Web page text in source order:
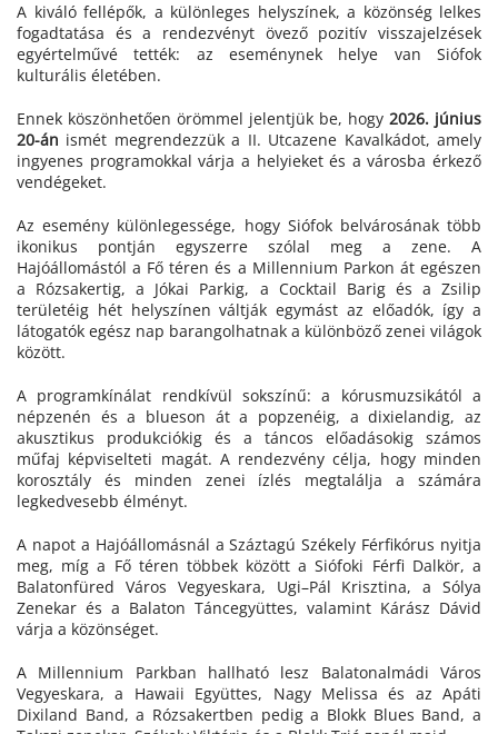
A kiváló fellépők, a különleges helyszínek, a közönség lelkes
fogadtatása és a rendezvényt övező pozitív visszajelzések
egyértelművé tették: az eseménynek helye van Siófok
kulturális életében.
Ennek köszönhetően örömmel jelentjük be, hogy 2026. június
20-án ismét megrendezzük a II. Utcazene Kavalkádot, amely
ingyenes programokkal várja a helyieket és a városba érkező
vendégeket.
Az esemény különlegessége, hogy Siófok belvárosának több
ikonikus pontján egyszerre szólal meg a zene. A
Hajóállomástól a Fő téren és a Millennium Parkon át egészen
a Rózsakertig, a Jókai Parkig, a Cocktail Barig és a Zsilip
területéig hét helyszínen váltják egymást az előadók, így a
látogatók egész nap barangolhatnak a különböző zenei világok
között.
A programkínálat rendkívül sokszínű: a kórusmuzsikától a
népzenén és a blueson át a popzenéig, a dixielandig, az
akusztikus produkciókig és a táncos előadásokig számos
műfaj képviselteti magát. A rendezvény célja, hogy minden
korosztály és minden zenei ízlés megtalálja a számára
legkedvesebb élményt.
A napot a Hajóállomásnál a Száztagú Székely Férfikórus nyitja
meg, míg a Fő téren többek között a Siófoki Férfi Dalkör, a
Balatonfüred Város Vegyeskara, Ugi–Pál Krisztina, a Sólya
Zenekar és a Balaton Táncegyüttes, valamint Kárász Dávid
várja a közönséget.
A Millennium Parkban hallható lesz Balatonalmádi Város
Vegyeskara, a Hawaii Együttes, Nagy Melissa és az Apáti
Dixiland Band, a Rózsakertben pedig a Blokk Blues Band, a